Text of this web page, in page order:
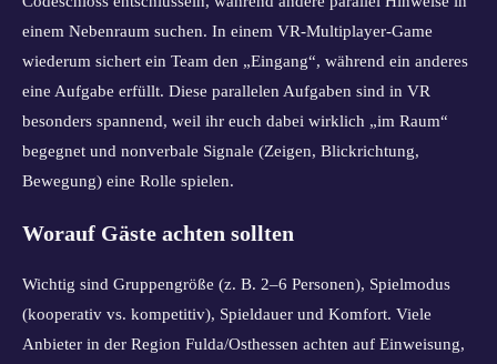
einem Nebenraum suchen. In einem VR-Multiplayer-Game
wiederum sichert ein Team den „Eingang“, während ein anderes
eine Aufgabe erfüllt. Diese parallelen Aufgaben sind in VR
besonders spannend, weil ihr euch dabei wirklich „im Raum“
begegnet und nonverbale Signale (Zeigen, Blickrichtung,
Bewegung) eine Rolle spielen.
Worauf Gäste achten sollten
Wichtig sind Gruppengröße (z. B. 2–6 Personen), Spielmodus
(kooperativ vs. kompetitiv), Spieldauer und Komfort. Viele
Anbieter in der Region Fulda/Osthessen achten auf Einweisung,